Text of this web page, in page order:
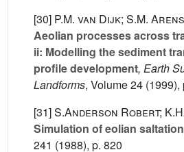
[30] P.M. van Dijk; S.M.
Aeolian processes across
ii: Modelling the sediment
profile development, Earth
Landforms, Volume 24 (1999),
[31]S.Anderson Robert;
Simulation of eolian saltation
241 (1988), p. 820